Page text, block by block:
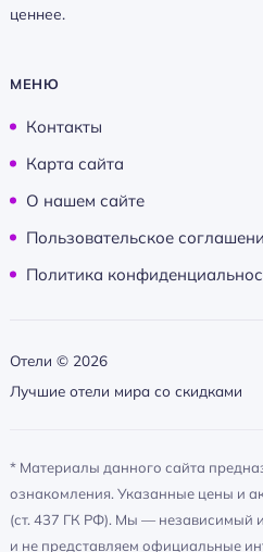
ценнее.
МЕНЮ
Контакты
Карта сайта
О нашем сайте
Пользовательское
Политика
Отели © 2026
Лучшие отели мира со скидками
* Материалы данного сайта
ознакомления. Указанные цены и
(ст. 437 ГК РФ). Мы — независимый
и не представляем официальные